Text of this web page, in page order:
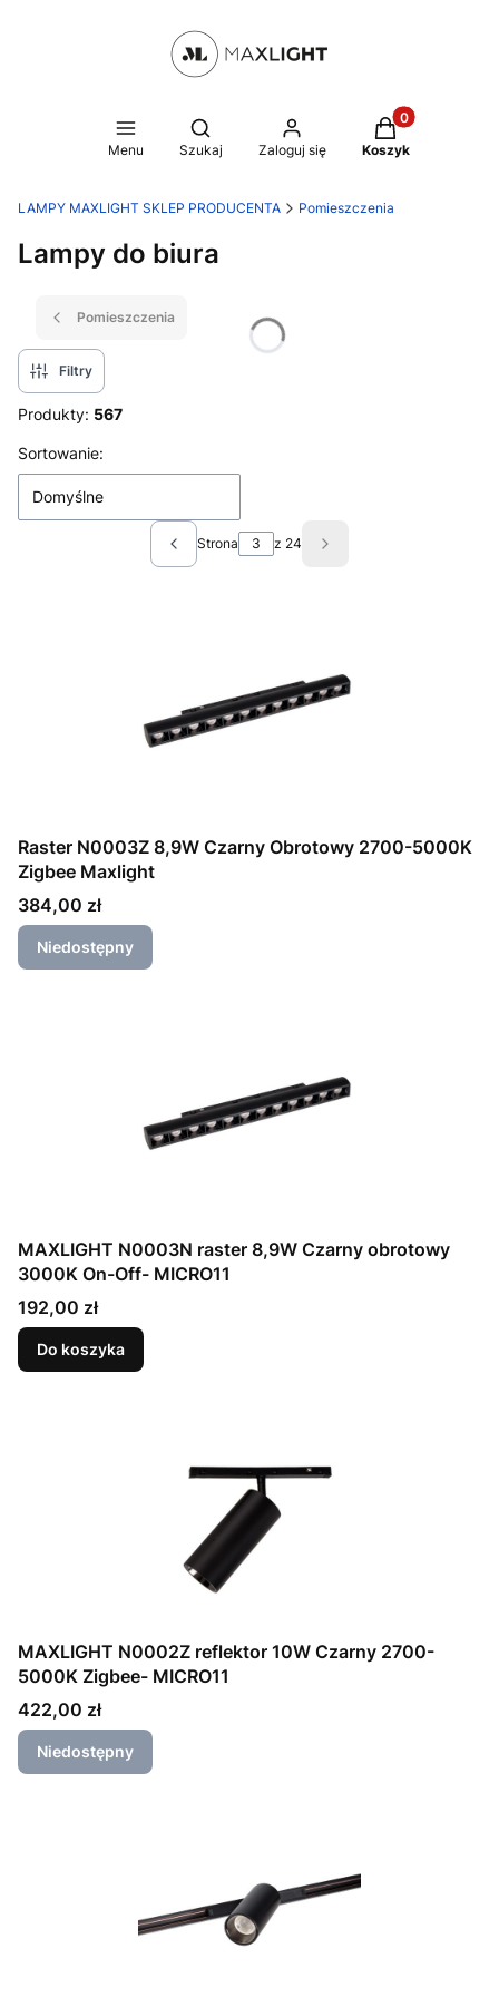
Menu
Otwórz wyszukiwarkę
Szukaj Zaloguj się
Produkty w
Koszyk
LAMPY MAXLIGHT SKLEP PRODUCENTA Pomieszczenia
Lampy do biura
Pomieszczenia
Filtry
Produkty: 567
Lista produktów
Sortowanie:
Domyślne
Poprzednie produkty
Strona z 24 Następne produkty
Raster N0003Z 8,9W Czarny Obrotowy 2700-5000K
Zigbee Maxlight
Cena
384,00 zł
Niedostępny
MAXLIGHT N0003N raster 8,9W Czarny obrotowy
3000K On-Off- MICRO11
Cena
192,00 zł
Do koszyka
MAXLIGHT N0002Z reflektor 10W Czarny 2700-
5000K Zigbee- MICRO11
Cena
422,00 zł
Niedostępny